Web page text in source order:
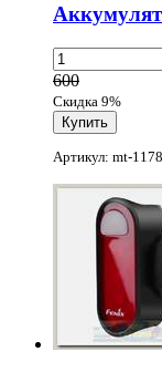
600
Скидка 9%
Артикул: mt-